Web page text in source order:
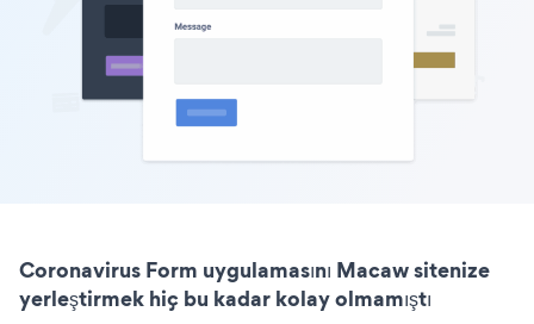
Coronavirus Form uygulamasını Macaw sitenize
yerleştirmek hiç bu kadar kolay olmamıştı